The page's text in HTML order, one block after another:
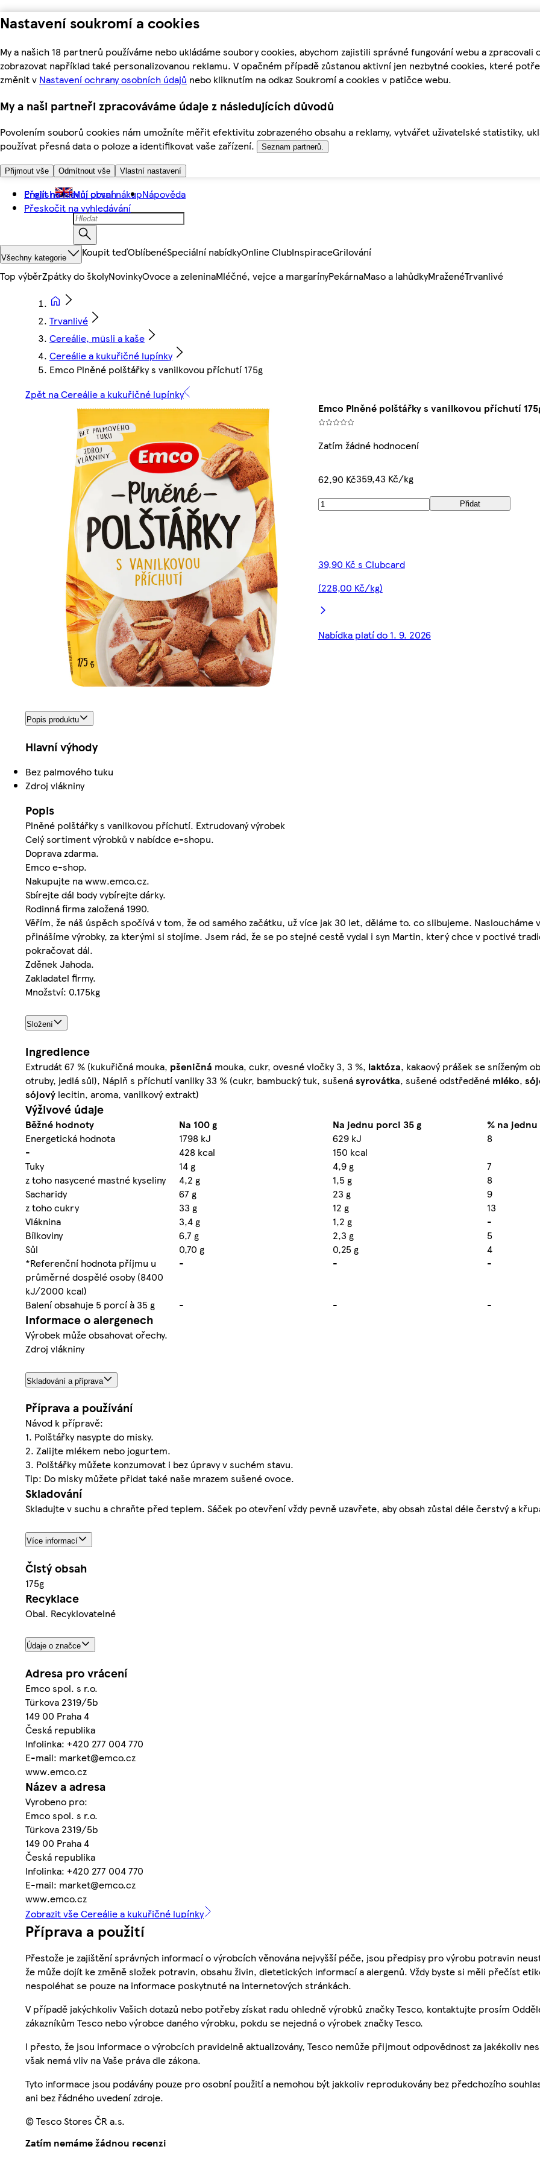
Nastavení soukromí a cookies
My a našich 18 partnerů používáme nebo ukládáme soubory cookies, abychom zajistili správné fungování webu a
zobrazovat například také personalizovanou reklamu. V opačném případě zůstanou aktivní jen nezbytné cookies, které
změnit v Nastavení ochrany osobních údajů nebo kliknutím na odkaz Soukromí a cookies v patičce webu.
My a naši partneři zpracováváme údaje z následujících důvodů
Povolením souborů cookies nám umožníte měřit efektivitu zobrazeného obsahu a reklamy, vytvářet uživatelské statistiky,
používat přesná data o poloze a identifikovat vaše zařízení.
Seznam partnerů.
Přijmout vše Odmítnout vše Vlastní nastavení
Přejít na hlavní obsah
Přeskočit na vyhledávání
English Můj první nákupNápověda
Všechny kategorie Koupit teďOblíbenéSpeciální nabídkyOnline ClubInspiraceGrilování
Top výběrZpátky do školyNovinkyOvoce a zeleninaMléčné, vejce a margarínyPekárnaMaso a lahůdkyMraženéTrvanlivé
Trvanlivé
Cereálie, müsli a kaše
Cereálie a kukuřičné lupínky
Emco Plněné polštářky s vanilkovou příchutí 175g
Zpět na Cereálie a kukuřičné lupínky
Emco Plněné polštářky s vanilkovou příchutí
Zatím žádné hodnocení
62,90 Kč359,43 Kč/kg
Přidat
39,90 Kč s Clubcard
(228,00 Kč/kg)
Nabídka platí do 1. 9. 2026
Popis produktu
Hlavní výhody
Bez palmového tuku
Zdroj vlákniny
Popis
Plněné polštářky s vanilkovou příchutí. Extrudovaný výrobek
Celý sortiment výrobků v nabídce e-shopu.
Doprava zdarma.
Emco e-shop.
Nakupujte na www.emco.cz.
Sbírejte dál body vybírejte dárky.
Rodinná firma založená 1990.
Věřím, že náš úspěch spočívá v tom, že od samého začátku, už více jak 30 let, děláme to. co slibujeme. Nasloucháme
přinášíme výrobky, za kterými si stojíme. Jsem rád, že se po stejné cestě vydal i syn Martin, který chce v poctivé
pokračovat dál.
Zděnek Jahoda.
Zakladatel firmy.
Množství: 0.175kg
Složení
Ingredience
Extrudát 67 % (kukuřičná mouka, pšeničná mouka, cukr, ovesné vločky 3, 3 %, laktóza, kakaový prášek se sníženým
otruby, jedlá sůl), Náplň s příchutí vanilky 33 % (cukr, bambucký tuk, sušenásyrovátka, sušené odstředěné mléko,
sójový lecitin, aroma, vanilkový extrakt)
Výživové údaje
Běžné hodnoty Na 100 g Na jednu porci 35 g
% na
Energetická hodnota
1798 kJ 629 kJ
8
-
428 kcal
150 kcal
Tuky
14 g 4,9 g
7
z toho nasycené mastné kyseliny
4,2 g 1,5 g
8
Sacharidy
67 g 23 g
9
z toho cukry
33 g 12 g
13
Vláknina
3,4 g 1,2 g
-
Bílkoviny
6,7 g 2,3 g
5
Sůl
0,70 g 0,25 g
4
*Referenční hodnota příjmu u
průměrné dospělé osoby (8400
kJ/2000 kcal)
- - -
Balení obsahuje 5 porcí à 35 g - - -
Informace o alergenech
Výrobek může obsahovat ořechy.
Zdroj vlákniny
Skladování a příprava
Příprava a používání
Návod k přípravě:
1. Polštářky nasypte do misky.
2. Zalijte mlékem nebo jogurtem.
3. Polštářky můžete konzumovat i bez úpravy v suchém stavu.
Tip: Do misky můžete přidat také naše mrazem sušené ovoce.
Skladování
Skladujte v suchu a chraňte před teplem. Sáček po otevření vždy pevně uzavřete, aby obsah zůstal déle čerstvý a
Více informací
Čistý obsah
175g
Recyklace
Obal. Recyklovatelné
Údaje o značce
Adresa pro vrácení
Emco spol. s r.o.
Türkova 2319/5b
149 00 Praha 4
Česká republika
Infolinka: +420 277 004 770
E-mail: market@emco.cz
www.emco.cz
Název a adresa
Vyrobeno pro:
Emco spol. s r.o.
Türkova 2319/5b
149 00 Praha 4
Česká republika
Infolinka: +420 277 004 770
E-mail: market@emco.cz
www.emco.cz
Zobrazit vše Cereálie a kukuřičné lupínky
Příprava a použití
Přestože je zajištění správných informací o výrobcích věnována nejvyšší péče, jsou předpisy pro výrobu potravin
že může dojít ke změně složek potravin, obsahu živin, dietetických informací a alergenů. Vždy byste si měli přečíst
nespoléhat se pouze na informace poskytnuté na internetových stránkách.
V případě jakýchkoliv Vašich dotazů nebo potřeby získat radu ohledně výrobků značky Tesco, kontaktujte prosím
zákazníkům Tesco nebo výrobce daného výrobku, pokdu se nejedná o výrobek značky Tesco.
I přesto, že jsou informace o výrobcích pravidelně aktualizovány, Tesco nemůže přijmout odpovědnost za jakékoliv
však nemá vliv na Vaše práva dle zákona.
Tyto informace jsou podávány pouze pro osobní použití a nemohou být jakkoliv reprodukovány bez předchozího
ani bez řádného uvedení zdroje.
© Tesco Stores ČR a.s.
Zatím nemáme žádnou recenzi